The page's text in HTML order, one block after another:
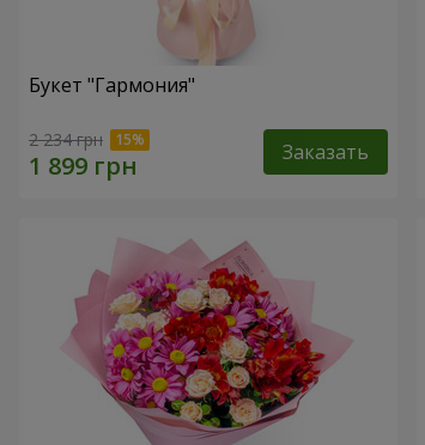
Букет "Гармония"
2 234 грн Заказать